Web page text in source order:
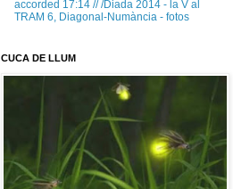
accorded 17:14 // /Diada 2014 - la V al
TRAM 6, Diagonal-Numància - fotos
CUCA DE LLUM